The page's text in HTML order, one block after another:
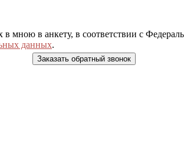
в мною в анкету, в соответствии с
данных.